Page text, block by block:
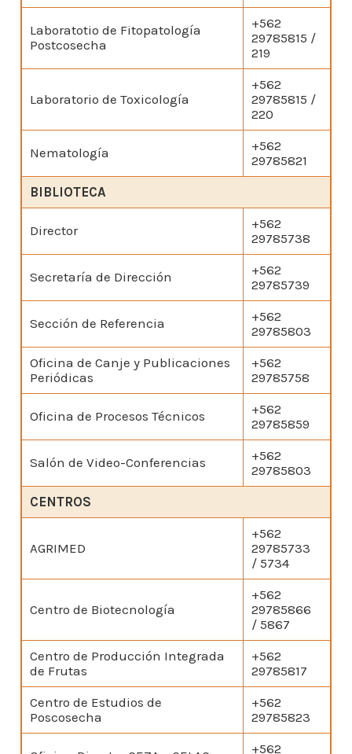
Laboratotio de Fitopatología
Postcosecha
+562
29785815 /
219
Laboratorio de Toxicología
+562
29785815 /
220
Nematología
+562
29785821
BIBLIOTECA
Director
+562
29785738
Secretaría de Dirección
+562
29785739
Sección de Referencia
+562
29785803
Oficina de Canje y Publicaciones
Periódicas
+562
29785758
Oficina de Procesos Técnicos
+562
29785859
Salón de Video-Conferencias
+562
29785803
CENTROS
AGRIMED
+562
29785733
/ 5734
Centro de Biotecnología
+562
29785866
/ 5867
Centro de Producción Integrada
de Frutas
+562
29785817
Centro de Estudios de
Poscosecha
+562
29785823
+562